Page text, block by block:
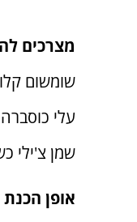
מצרכים
שומשום
עלי
שמן צ'ילי
אופן